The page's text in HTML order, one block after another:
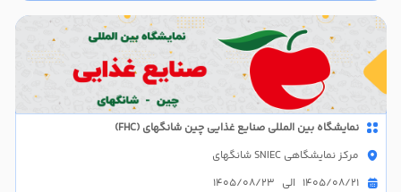
نمایشگاه بین المللی صنایع غذایی چین شانگهای (FHC)
مرکز نمایشگاهی SNIEC شانگهای
1405/08/21 الی 1405/08/23